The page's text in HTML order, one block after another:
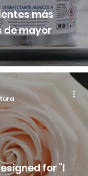
más
de mayor
for "I